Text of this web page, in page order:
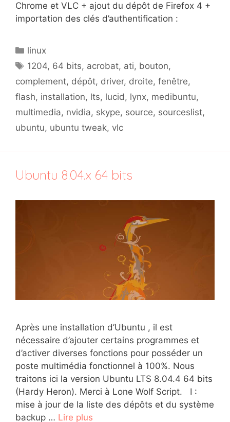
Chrome et VLC + ajout du dépôt de Firefox 4 +
importation des clés d’authentification :
Catégories
linux
Étiquettes
1204, 64 bits, acrobat, ati, bouton,
complement, dépôt, driver, droite, fenêtre,
flash, installation, lts, lucid, lynx, medibuntu,
multimedia, nvidia, skype, source, sourceslist,
ubuntu, ubuntu tweak, vlc
Ubuntu 8.04.x 64 bits
Après une installation d’Ubuntu , il est
nécessaire d’ajouter certains programmes et
d’activer diverses fonctions pour posséder un
poste multimédia fonctionnel à 100%. Nous
traitons ici la version Ubuntu LTS 8.04.4 64 bits
(Hardy Heron). Merci à Lone Wolf Script. I :
mise à jour de la liste des dépôts et du système
backup … Lire plus